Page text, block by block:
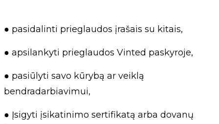
● pasidalinti prieglaudos įrašais su kitais,
● apsilankyti prieglaudos Vinted paskyroje,
● pasiūlyti savo kūrybą ar veiklą
bendradarbiavimui,
● Įsigyti įsikatinimo sertifikatą arba dovanų